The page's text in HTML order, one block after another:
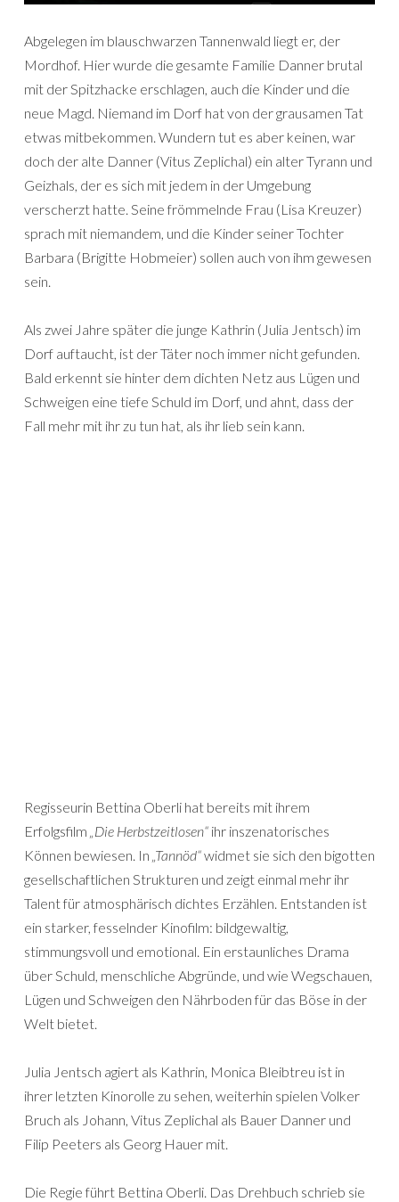
Abgelegen im blauschwarzen Tannenwald liegt er, der
Mordhof. Hier wurde die gesamte Familie Danner brutal
mit der Spitzhacke erschlagen, auch die Kinder und die
neue Magd. Niemand im Dorf hat von der grausamen Tat
etwas mitbekommen. Wundern tut es aber keinen, war
doch der alte Danner (Vitus Zeplichal) ein alter Tyrann und
Geizhals, der es sich mit jedem in der Umgebung
verscherzt hatte. Seine frömmelnde Frau (Lisa Kreuzer)
sprach mit niemandem, und die Kinder seiner Tochter
Barbara (Brigitte Hobmeier) sollen auch von ihm gewesen
sein.
Als zwei Jahre später die junge Kathrin (Julia Jentsch) im
Dorf auftaucht, ist der Täter noch immer nicht gefunden.
Bald erkennt sie hinter dem dichten Netz aus Lügen und
Schweigen eine tiefe Schuld im Dorf, und ahnt, dass der
Fall mehr mit ihr zu tun hat, als ihr lieb sein kann.
Regisseurin Bettina Oberli hat bereits mit ihrem
Erfolgsfilm „Die Herbstzeitlosen“ ihr inszenatorisches
Können bewiesen. In „Tannöd“widmet sie sich den bigotten
gesellschaftlichen Strukturen und zeigt einmal mehr ihr
Talent für atmosphärisch dichtes Erzählen. Entstanden ist
ein starker, fesselnder Kinofilm: bildgewaltig,
stimmungsvoll und emotional. Ein erstaunliches Drama
über Schuld, menschliche Abgründe, und wie Wegschauen,
Lügen und Schweigen den Nährboden für das Böse in der
Welt bietet.
Julia Jentsch agiert als Kathrin, Monica Bleibtreu ist in
ihrer letzten Kinorolle zu sehen, weiterhin spielen Volker
Bruch als Johann, Vitus Zeplichal als Bauer Danner und
Filip Peeters als Georg Hauer mit.
Die Regie führt Bettina Oberli. Das Drehbuch schrieb sie